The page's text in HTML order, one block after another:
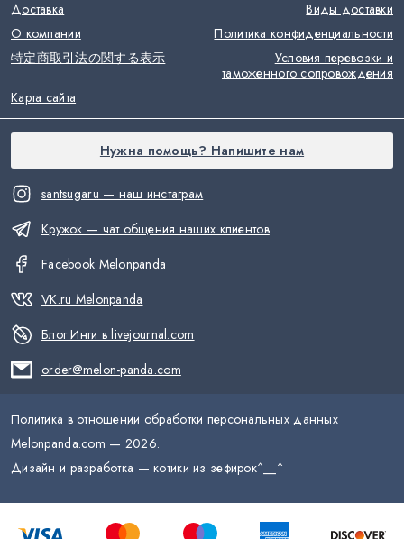
santsugaru — наш инстаграм
Кружок — чат общения наших клиентов
Facebook Melonpanda
VK.ru Melonpanda
Блог Инги в livejournal.com
order@melon-panda.com
Доставка
Виды доставки
О компании
Политика конфиденциальности
特定商取引法の関する表示
Условия перевозки и
таможенного сопровождения
Карта сайта
Нужна помощь? Напишите нам
Политика в отношении обработки персональных данных
Melonpanda.com — 2026.
Дизайн и разработка — котики из зефирок^__^